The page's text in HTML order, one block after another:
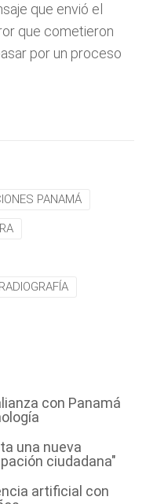
que envió el
que cometieron
por un proceso
PANAMÁ
RADIOGRAFÍA
con Panamá
una nueva
ciudadana"
artificial con